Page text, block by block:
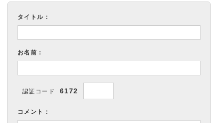
タイトル：
お名前：
認証コード 6172
コメント：